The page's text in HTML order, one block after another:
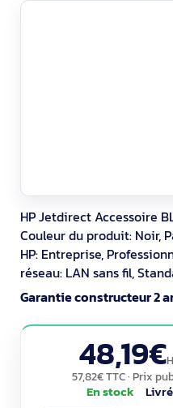
HP Jetdirect Accessoire
Couleur du produit: Noir,
HP: Entreprise,
réseau: LAN sans fil,
IEEE 802.11g, IEEE
GHz / 5 GHz). Protocoles
IPv4/IPv6: Apple Bonjour
HTTP, HTTPS, FTP, Port
Garantie constructeur 2
48,19€
57,82€ TTC· Prix
En stock